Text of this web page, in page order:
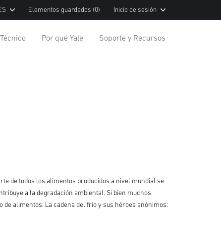
Elementos guardados (0) Inicio de sesión
Por qué Yale Soporte y Recursos
de todos los alimentos producidos a nivel mundial se
a la degradación ambiental. Si bien muchos
alimentos: La cadena del frío y sus héroes anónimos: